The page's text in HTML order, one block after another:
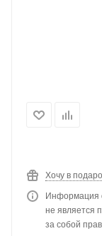
Хочу в
Информация
не является
за собой